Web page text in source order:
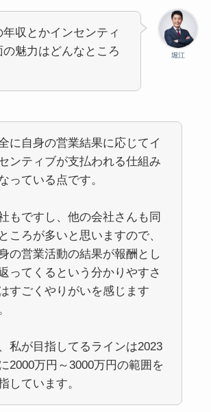
堀江
収とかインセンティ
の魅力はどんなところ
に自身の営業結果に応じてイ
ンティブが支払われる仕組み
っている点です。
もですし、他の会社さんも同
ころが多いと思いますので、
の営業活動の結果が報酬とし
ってくるという分かりやすさ
すごくやりがいを感じます
私が目指してるラインは2023
2000万円～3000万円の範囲を
しています。